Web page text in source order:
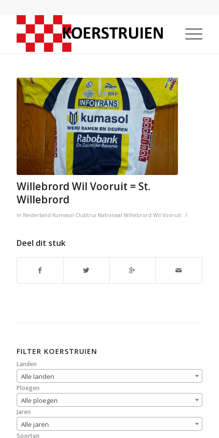
Willebrord Wil Vooruit = St.
Willebrord
in Nederland Kumasol Clubtrui Nationaal Willebrord Wil Vooruit /
Deel dit stuk
FILTER KOERSTRUIEN
Landen
Alle landen
Ploegen
Alle ploegen
Jaren
Alle jaren
Soorten